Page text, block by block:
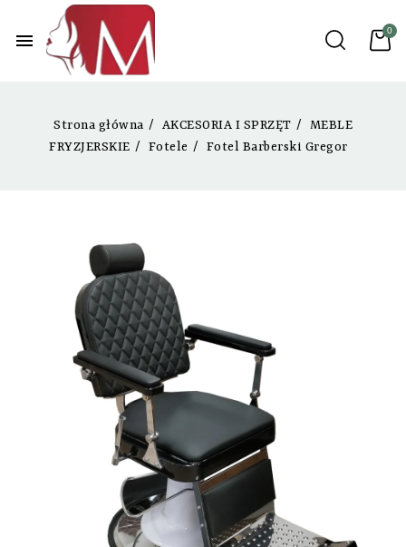
menu
Strona główna AKCESORIA I SPRZĘT
MEBLE
FRYZJERSKIE
Fotele Fotel Barberski Gregor